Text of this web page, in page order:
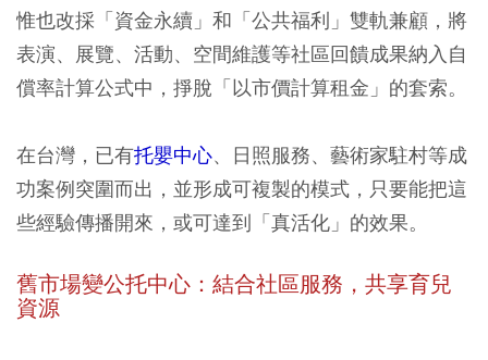
惟也改採「資金永續」和「公共福利」雙軌兼顧，將
表演、展覽、活動、空間維護等社區回饋成果納入自
償率計算公式中，掙脫「以市價計算租金」的套索。
在台灣，已有托嬰中心、日照服務、藝術家駐村等成
功案例突圍而出，並形成可複製的模式，只要能把這
些經驗傳播開來，或可達到「真活化」的效果。
舊市場變公托中心： 結合社區服務，共享育兒
資源